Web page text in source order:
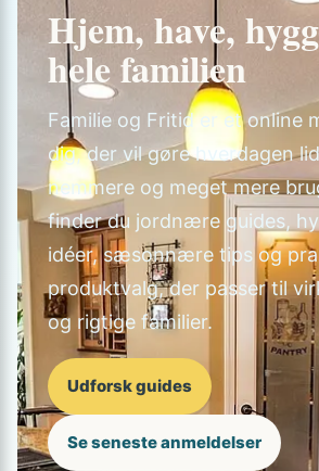
Hjem, have,
hele familien
Familie og Fritid er et online
dig, der vil gøre hverdagen
nemmere og meget mere
finder du jordnære guides,
idéer, sæsonnære tips og
produktvalg, der passer til
og rigtige familier.
Udforsk guides
Se seneste anmeldelser